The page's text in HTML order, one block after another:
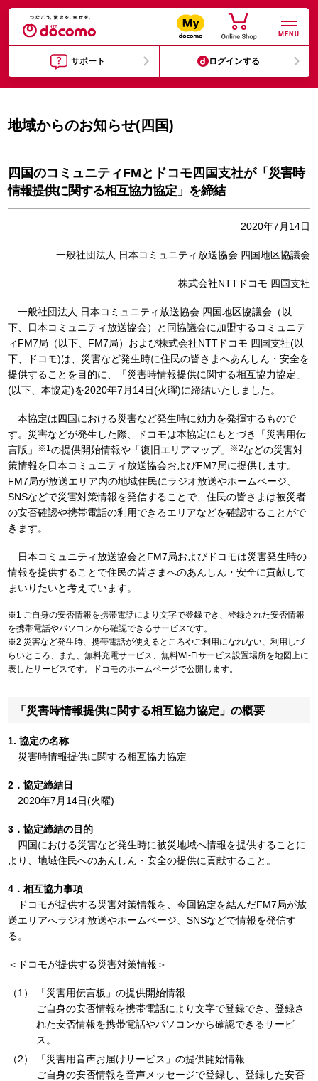
MENU
サポート ログインする
地域からのお知らせ(四国)
四国のコミュニティFMとドコモ四国支社が「災害時
情報提供に関する相互協力協定」を締結
2020年7月14日
一般社団法人 日本コミュニティ放送協会 四国地区協議会
株式会社NTTドコモ 四国支社
一般社団法人 日本コミュニティ放送協会 四国地区協議会（以
下、日本コミュニティ放送協会）と同協議会に加盟するコミュニテ
ィFM7局（以下、FM7局）および株式会社NTTドコモ 四国支社(以
下、ドコモ)は、災害など発生時に住民の皆さまへあんしん・安全を
提供することを目的に、「災害時情報提供に関する相互協力協定」
(以下、本協定)を2020年7月14日(火曜)に締結いたしました。
本協定は四国における災害など発生時に効力を発揮するもので
す。災害などが発生した際、ドコモは本協定にもとづき「災害用伝
言版」
※1の提供開始情報や「復旧エリアマップ」 ※2などの災害対
策情報を日本コミュニティ放送協会およびFM7局に提供します。
FM7局が放送エリア内の地域住民にラジオ放送やホームページ、
SNSなどで災害対策情報を発信することで、住民の皆さまは被災者
の安否確認や携帯電話の利用できるエリアなどを確認することがで
きます。
日本コミュニティ放送協会とFM7局およびドコモは災害発生時の
情報を提供することで住民の皆さまへのあんしん・安全に貢献して
まいりたいと考えています。
※1 ご自身の安否情報を携帯電話により文字で登録でき、登録された安否情報
を携帯電話やパソコンから確認できるサービスです。
※2 災害など発生時、携帯電話が使えるところやご利用になれない、利用しづ
らいところ、また、無料充電サービス、無料Wi-Fiサービス設置場所を地図上に
表したサービスです。ドコモのホームページで公開します。
「災害時情報提供に関する相互協力協定」の概要
1. 協定の名称
災害時情報提供に関する相互協力協定
2．協定締結日
2020年7月14日(火曜)
3．協定締結の目的
四国における災害など発生時に被災地域へ情報を提供することに
より、地域住民へのあんしん・安全の提供に貢献すること。
4．相互協力事項
ドコモが提供する災害対策情報を、今回協定を結んだFM7局が放
送エリアへラジオ放送やホームページ、SNSなどで情報を発信す
る。
＜ドコモが提供する災害対策情報＞
「災害用伝言板」の提供開始情報
ご自身の安否情報を携帯電話により文字で登録でき、登録さ
れた安否情報を携帯電話やパソコンから確認できるサービ
ス。
「災害用音声お届けサービス」の提供開始情報
ご自身の安否情報を音声メッセージで登録し、登録した安否